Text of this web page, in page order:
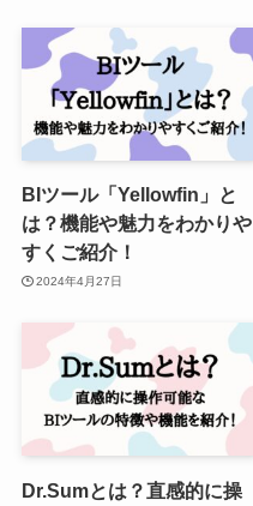
BIツール「Yellowfin」と
は？機能や魅力をわかりや
すくご紹介！
2024年4月27日
Dr.Sumとは？直感的に操